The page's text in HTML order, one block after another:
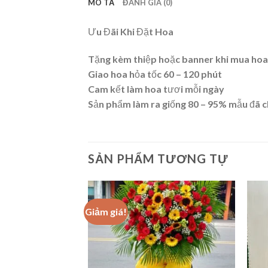
MÔ TẢ ĐÁNH GIÁ (0)
Ưu Đãi Khi Đặt Hoa
Tặng kèm thiệp hoặc banner khi mua hoa
Giao hoa hỏa tốc 60 – 120 phút
Cam kết làm hoa tươi mỗi ngày
Sản phẩm làm ra giống 80 – 95% mẫu đã
SẢN PHẨM TƯƠNG TỰ
Giảm giá!